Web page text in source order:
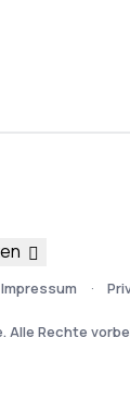
Impressum
Alle Rechte